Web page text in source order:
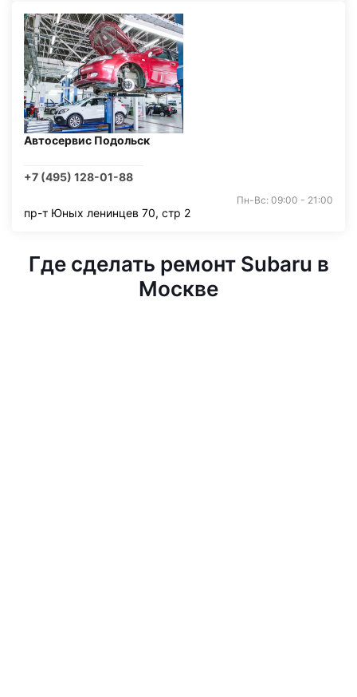
Автосервис Подольск
+7 (495) 128-01-88
Пн-Вс: 09:00 - 21:00
пр-т Юных ленинцев 70, стр 2
Где сделать ремонт Subaru в
Москве